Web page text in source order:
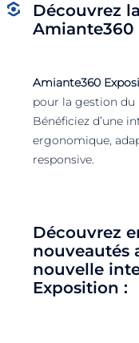
Découvrez
Amiante360
Amiante360
pour la gestion du
Bénéficiez d’une
ergonomique,
responsive.
Découvrez
nouveautés
nouvelle
Exposition :